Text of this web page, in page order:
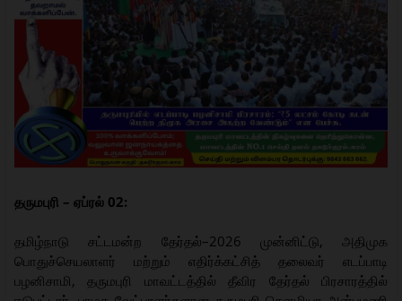
தருமபுரி – ஏப்ரல் 02:
தமிழ்நாடு சட்டமன்ற தேர்தல்–2026 முன்னிட்டு, அதிமுக
பொதுச்செயலாளர் மற்றும் எதிர்க்கட்சித் தலைவர் எடப்பாடி
பழனிசாமி, தருமபுரி மாவட்டத்தில் தீவிர தேர்தல் பிரசாரத்தில்